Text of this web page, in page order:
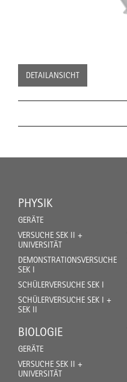
DETAILANSICHT
PHYSIK
GERÄTE
VERSUCHE SEK II +
UNIVERSITÄT
DEMONSTRATIONSVERSUCHE
SEK I
SCHÜLERVERSUCHE SEK I
SCHÜLERVERSUCHE SEK I +
SEK II
BIOLOGIE
GERÄTE
VERSUCHE SEK II +
UNIVERSITÄT